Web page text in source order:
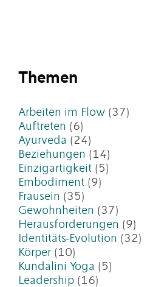
Themen
Arbeiten im Flow (37)
Auftreten (6)
Ayurveda (24)
Beziehungen (14)
Einzigartigkeit (5)
Embodiment (9)
Frausein (35)
Gewohnheiten (37)
Herausforderungen (9)
Identitäts-Evolution (32)
Körper (10)
Kundalini Yoga (5)
Leadership (16)